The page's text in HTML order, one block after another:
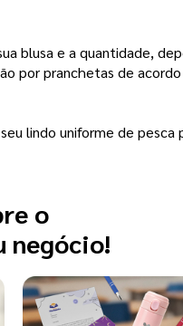
blusa e a quantidade,
por pranchetas de
lindo uniforme de
o
negócio!